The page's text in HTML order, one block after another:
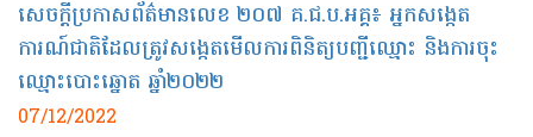
សេចក្តីប្រកាសព័ត៌មានលេខ​ ២០៧ គ.ជ.ប.អគ្គ៖ អ្នកសង្កេត
ការណ៍ជាតិដែលត្រូវសង្កេតមើលការពិនិត្យបញ្ជីឈ្មោះ និងការចុះ
ឈ្មោះបោះឆ្នោត ឆ្នាំ២០២២
07/12/2022